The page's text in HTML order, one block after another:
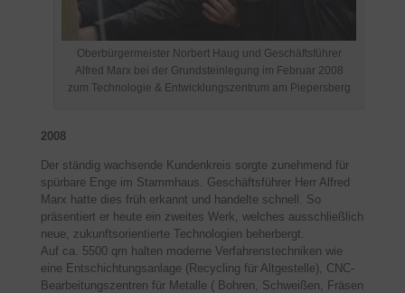
Oberbürgermeister Norbert Haug und Geschäftsführer
Alfred Marx bei der Grundsteinlegung im Februar 2008
zum Technologie & Entwicklungszentrum am Piepersberg
2008
Der ständig wachsende Kundenkreis sorgte zunehmend für
spürbare Enge im Stammhaus. Geschäftsführer Herr Alfred
Marx hatte dies früh erkannt und handelte schnell. So
präsentiert er heute ein zweites Werk, welches ausschließlich
neue, zukunftsorientierte Technologien beherbergt.
Auf ca. 5500 qm halten moderne Verfahrenstechniken wie
eine Entschichtungsanlage (Recycling für Altgestelle), CNC-
Bearbeitungszentren für Metalle ( Bohren, Schweißen, Fräsen